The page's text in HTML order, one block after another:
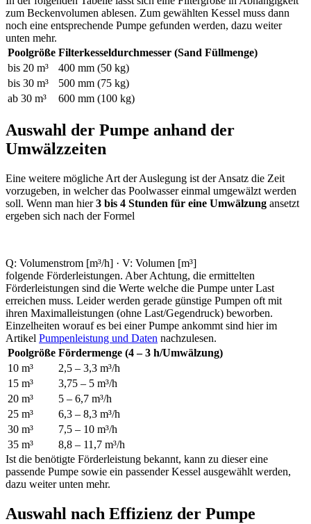
zum Beckenvolumen ablesen. Zum gewählten Kessel muss dann
noch eine entsprechende Pumpe gefunden werden, dazu weiter
unten mehr.
Poolgröße Filterkesseldurchmesser (Sand Füllmenge)
bis 20 m³
400 mm (50 kg)
bis 30 m³
500 mm (75 kg)
ab 30 m³
600 mm (100 kg)
Auswahl der Pumpe anhand der
Umwälzzeiten
Eine weitere mögliche Art der Auslegung ist der Ansatz die Zeit
vorzugeben, in welcher das Poolwasser einmal umgewälzt werden
soll. Wenn man hier3 bis 4 Stunden für eine Umwälzung ansetzt
ergeben sich nach der Formel
Q: Volumenstrom [m³/h] · V: Volumen [m³]
folgende Förderleistungen. Aber Achtung, die ermittelten
Förderleistungen sind die Werte welche die Pumpe unter Last
erreichen muss. Leider werden gerade günstige Pumpen oft mit
ihren Maximalleistungen (ohne Last/Gegendruck) beworben.
Einzelheiten worauf es bei einer Pumpe ankommt sind hier im
Artikel Pumpenleistung und Daten nachzulesen.
Poolgröße Fördermenge (4 – 3 h/Umwälzung)
10 m³
2,5 – 3,3 m³/h
15 m³
3,75 – 5 m³/h
20 m³
5 – 6,7 m³/h
25 m³
6,3 – 8,3 m³/h
30 m³
7,5 – 10 m³/h
35 m³
8,8 – 11,7 m³/h
Ist die benötigte Förderleistung bekannt, kann zu dieser eine
passende Pumpe sowie ein passender Kessel ausgewählt werden,
dazu weiter unten mehr.
Auswahl nach Effizienz der Pumpe